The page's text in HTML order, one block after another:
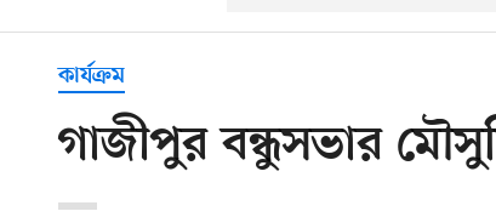
কার্যক্রম
গাজীপুর বন্ধুসভার